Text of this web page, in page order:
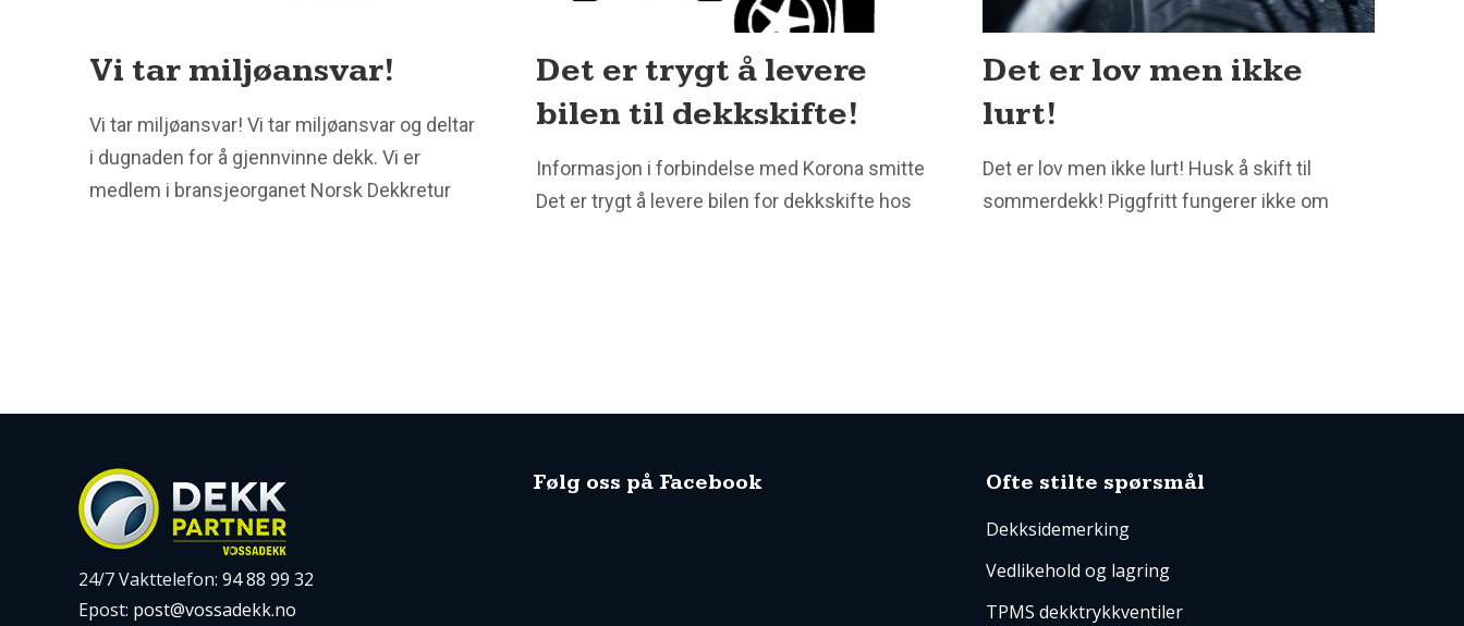
Vi tar miljøansvar!
Vi tar miljøansvar! Vi tar miljøansvar og deltar
i dugnaden for å gjennvinne dekk. Vi er
medlem i bransjeorganet Norsk Dekkretur
Det er trygt å levere
bilen til dekkskifte!
Informasjon i forbindelse med Korona smitte
Det er trygt å levere bilen for dekkskifte hos
Det er lov men ikke
lurt!
Det er lov men ikke lurt! Husk å skift til
sommerdekk! Piggfritt fungerer ikke om
24/7 Vakttelefon: 94 88 99 32
Epost: post@vossadekk.no
Følg oss på Facebook Ofte stilte spørsmål
Dekksidemerking
Vedlikehold og lagring
TPMS dekktrykkventiler